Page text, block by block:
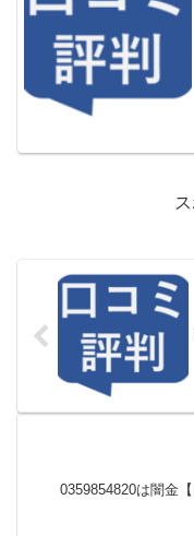
0359854820は闇金